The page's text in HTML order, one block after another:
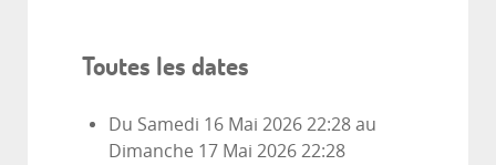
Toutes les dates
Du Samedi 16 Mai 2026 22:28 au
Dimanche 17 Mai 2026 22:28